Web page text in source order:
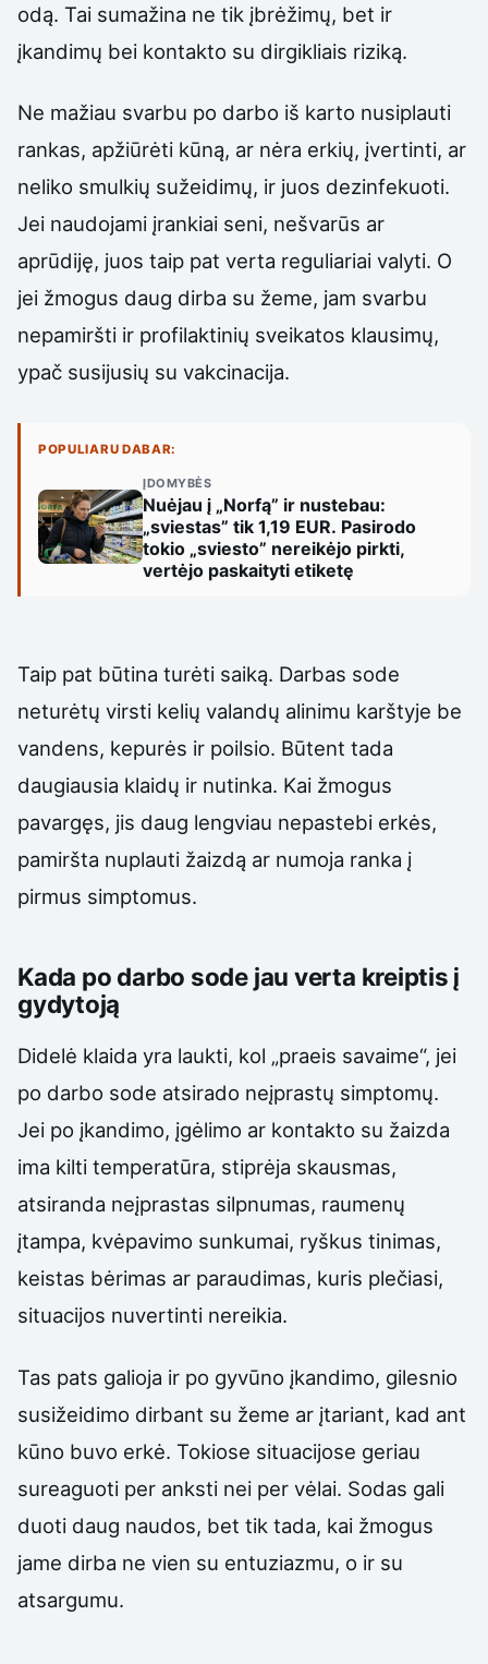
odą. Tai sumažina ne tik įbrėžimų, bet ir
įkandimų bei kontakto su dirgikliais riziką.
Ne mažiau svarbu po darbo iš karto nusiplauti
rankas, apžiūrėti kūną, ar nėra erkių, įvertinti, ar
neliko smulkių sužeidimų, ir juos dezinfekuoti.
Jei naudojami įrankiai seni, nešvarūs ar
aprūdiję, juos taip pat verta reguliariai valyti. O
jei žmogus daug dirba su žeme, jam svarbu
nepamiršti ir profilaktinių sveikatos klausimų,
ypač susijusių su vakcinacija.
POPULIARU DABAR:
ĮDOMYBĖS
Nuėjau į „Norfą” ir nustebau:
„sviestas” tik 1,19 EUR. Pasirodo
tokio „sviesto” nereikėjo pirkti,
vertėjo paskaityti etiketę
Taip pat būtina turėti saiką. Darbas sode
neturėtų virsti kelių valandų alinimu karštyje be
vandens, kepurės ir poilsio. Būtent tada
daugiausia klaidų ir nutinka. Kai žmogus
pavargęs, jis daug lengviau nepastebi erkės,
pamiršta nuplauti žaizdą ar numoja ranka į
pirmus simptomus.
Kada po darbo sode jau verta kreiptis į
gydytoją
Didelė klaida yra laukti, kol „praeis savaime“, jei
po darbo sode atsirado neįprastų simptomų.
Jei po įkandimo, įgėlimo ar kontakto su žaizda
ima kilti temperatūra, stiprėja skausmas,
atsiranda neįprastas silpnumas, raumenų
įtampa, kvėpavimo sunkumai, ryškus tinimas,
keistas bėrimas ar paraudimas, kuris plečiasi,
situacijos nuvertinti nereikia.
Tas pats galioja ir po gyvūno įkandimo, gilesnio
susižeidimo dirbant su žeme ar įtariant, kad ant
kūno buvo erkė. Tokiose situacijose geriau
sureaguoti per anksti nei per vėlai. Sodas gali
duoti daug naudos, bet tik tada, kai žmogus
jame dirba ne vien su entuziazmu, o ir su
atsargumu.